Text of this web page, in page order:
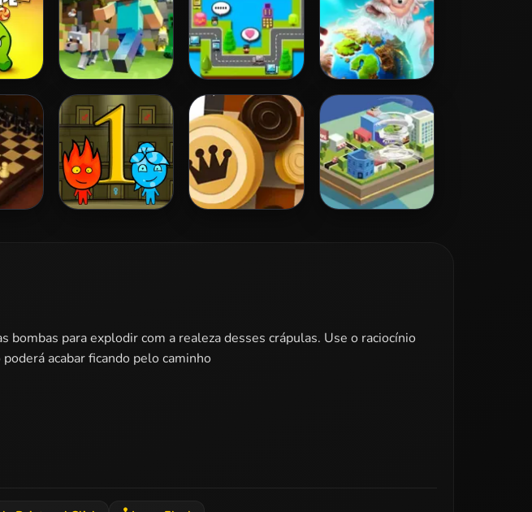
2 Mineblock Taxi Pickup Doodle God
para explodir com a realeza desses crápulas. Use o raciocínio
acabar ficando pelo caminho